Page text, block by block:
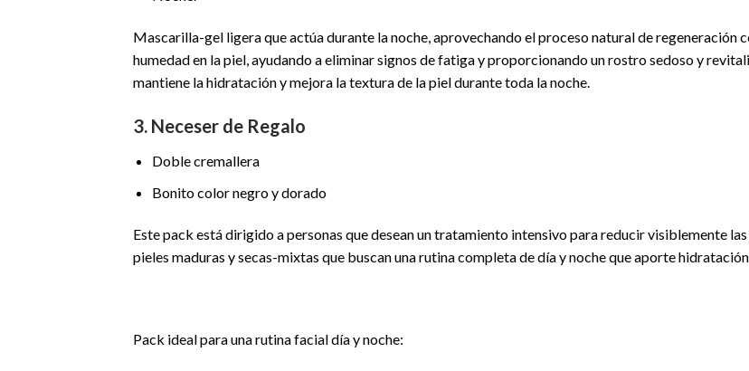
Mascarilla-gel ligera que actúa durante la noche, aprovechando el proceso natural de regeneración
humedad en la piel, ayudando a eliminar signos de fatiga y proporcionando un rostro sedoso y
mantiene la hidratación y mejora la textura de la piel durante toda la noche.
3. Neceser de Regalo
Doble cremallera
Bonito color negro y dorado
Este pack está dirigido a personas que desean un tratamiento intensivo para reducir visiblemente
pieles maduras y secas-mixtas que buscan una rutina completa de día y noche que aporte
Pack ideal para una rutina facial día y noche: